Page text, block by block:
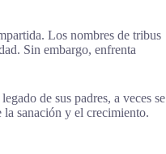
Los nombres de tribus
Sin embargo, enfrenta
de sus padres, a veces se
sanación y el crecimiento.